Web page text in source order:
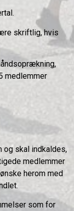
skriftlig, hvis
medlemmer
og skal indkaldes,
medlemmer
herom med
som for